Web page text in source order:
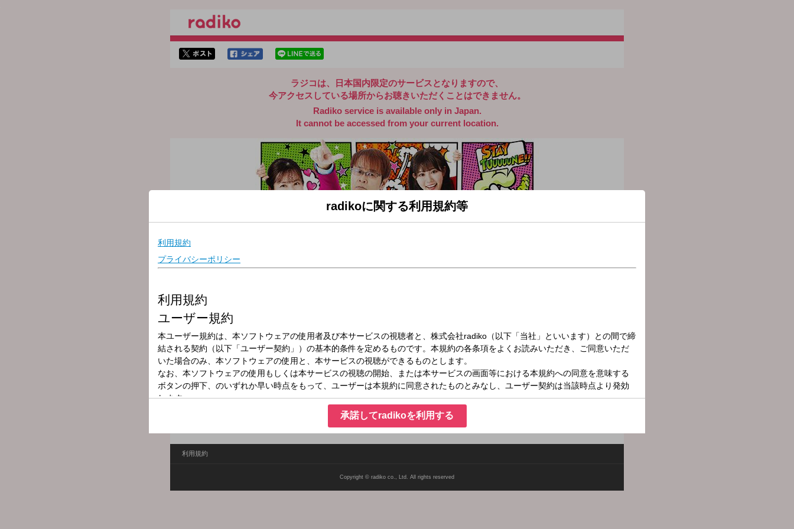
ラジコは、日本国内限定のサービスとなりますので、
今アクセスしている場所からお聴きいただくことはできません。
Radiko service is available only in Japan.
It cannot be accessed from your current location.
放送局
放送時間
2026年6月4日（木）10:00～11:00
番組名
鉄崎幹人のWASABI （10時台）
働き盛りのあなたに。てっちゃんが、元気に営業先で、配達先で、すぐに話せるような「ネタ」や「話題」を届けます。聴いたら誰かに
話したくなる、話さずにはいられない！お昼は少しゆったりと、音楽＆トークを楽しんでね。
利用規約
Copyright © radiko co., Ltd. All rights reserved
radikoに関する利用規約等
承諾してradikoを利用する